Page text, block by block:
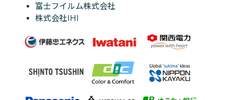
富士フイルム株式会社
株式会社IHI